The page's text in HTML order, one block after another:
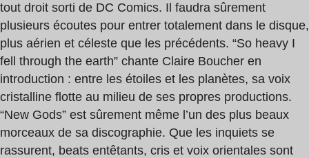
tout droit sorti de DC Comics. Il faudra sûrement
plusieurs écoutes pour entrer totalement dans le disque,
plus aérien et céleste que les précédents. “So heavy I
fell through the earth” chante Claire Boucher en
introduction : entre les étoiles et les planètes, sa voix
cristalline flotte au milieu de ses propres productions.
“New Gods” est sûrement même l’un des plus beaux
morceaux de sa discographie. Que les inquiets se
rassurent, beats entêtants, cris et voix orientales sont